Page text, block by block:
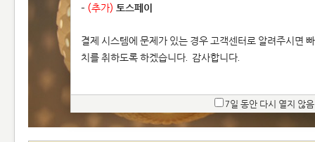
- (추가) 토스페이
결제 시스템에 문제가 있는 경우 고객센터로 알려주시면
치를 취하도록 하겠습니다. 감사합니다.
7일 동안 다시 열지 않음